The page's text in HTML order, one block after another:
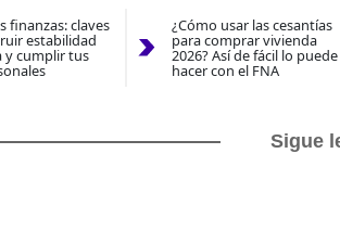
finanzas: claves
estabilidad
y cumplir tus
¿Cómo usar las cesantías
para comprar vivienda
2026? Así de fácil lo puede
hacer con el FNA
Sigue